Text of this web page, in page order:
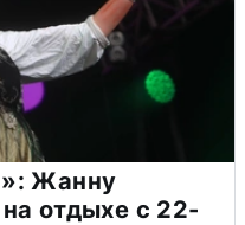
Жанну
отдыхе с 22-